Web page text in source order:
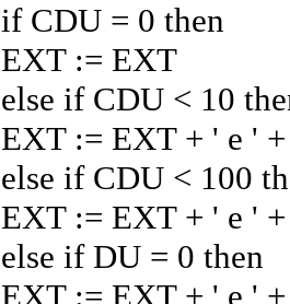
if CDU = 0 then
EXT := EXT
else if CDU < 10
EXT := EXT + ' e '
else if CDU < 100
EXT := EXT + ' e '
else if DU = 0 then
EXT := EXT + ' e '